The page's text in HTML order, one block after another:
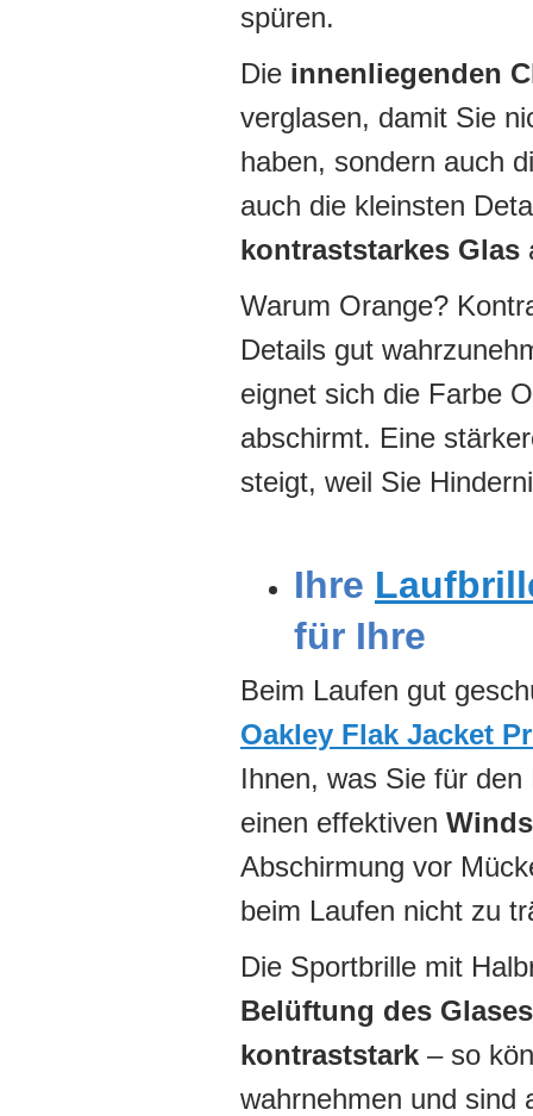
spüren.
Die innenliegenden
verglasen, damit Sie
haben, sondern auch
auch die kleinsten
kontraststarkes Glas
Warum Orange?
Details gut
eignet sich die Farbe
abschirmt. Eine
steigt, weil Sie
Ihre
für Ihre
Beim Laufen gut
Oakley Flak Jacket
Ihnen, was Sie für
einen effektiven
Abschirmung vor
beim Laufen nicht zu
Die Sportbrille mit
Belüftung des Glases
kontraststark – so
wahrnehmen und sind